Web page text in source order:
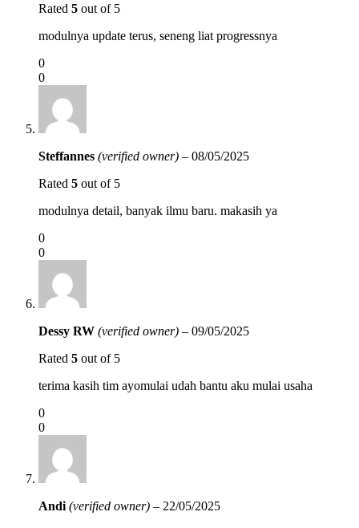
Rated 5 out of 5
modulnya update terus, seneng liat progressnya
0
0
Steffannes (verified owner) – 08/05/2025
Rated 5 out of 5
modulnya detail, banyak ilmu baru. makasih ya
0
0
Dessy RW (verified owner) – 09/05/2025
Rated 5 out of 5
terima kasih tim ayomulai udah bantu aku mulai usaha
0
0
Andi (verified owner) – 22/05/2025